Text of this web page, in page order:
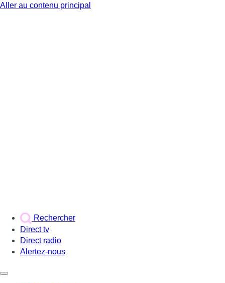
Aller au contenu principal
Rechercher
Direct tv
Direct radio
Alertez-nous